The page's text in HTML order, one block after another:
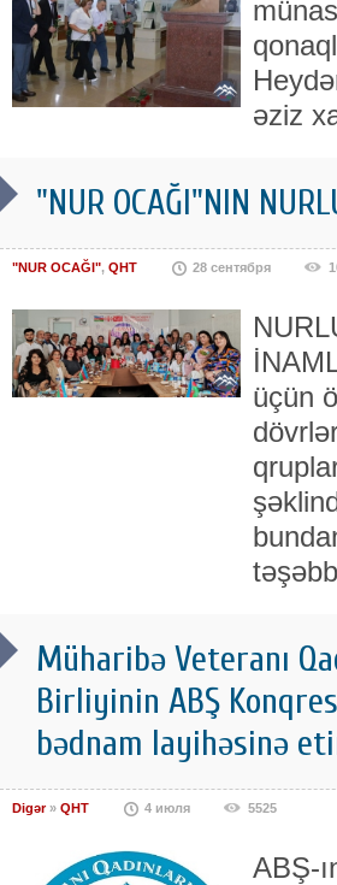
əziz
"NUR OCAĞI"NIN
"NUR OCAĞI", QHT 28 сентября
üçün
Müharibə Veteranı
Birliyinin ABŞ
bədnam layihəsinə
Digər» QHT 4 июля 5525
ABŞ-